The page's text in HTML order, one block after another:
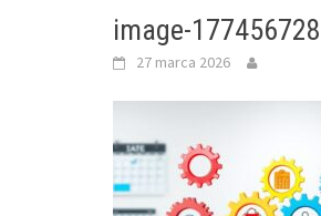
image-
27 marca 2026